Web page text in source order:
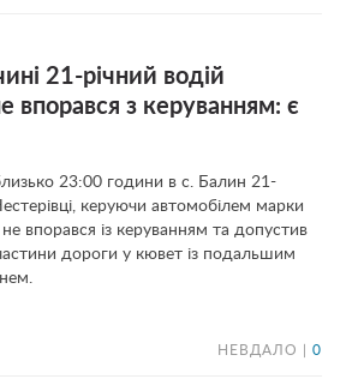
21-річний водій
впорався з керуванням: є
23:00 години в с. Балин 21-
керуючи автомобілем марки
впорався із керуванням та допустив
дороги у кювет із подальшим
НЕВДАЛО | 0